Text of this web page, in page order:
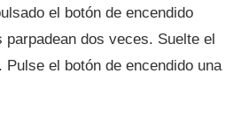
el botón de encendido
parpadean dos veces. Suelte el
Pulse el botón de encendido una